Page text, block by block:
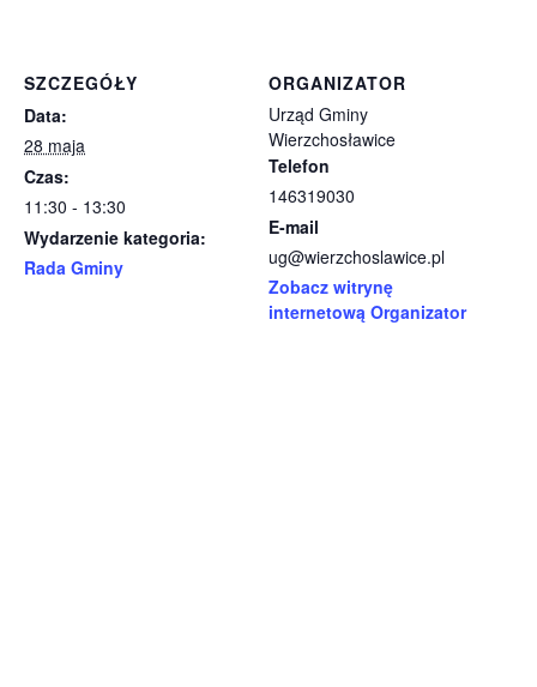
SZCZEGÓŁY
Data:
28 maja
Czas:
11:30 - 13:30
Wydarzenie kategoria:
Rada Gminy
ORGANIZATOR
Urząd Gminy
Wierzchosławice
Telefon
146319030
E-mail
ug@wierzchoslawice.pl
Zobacz witrynę
internetową Organizator